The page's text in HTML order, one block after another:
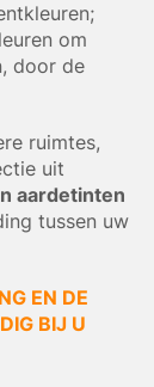
om
door de
ruimtes,
uit
aardetinten
tussen uw
EN DE
BIJ U